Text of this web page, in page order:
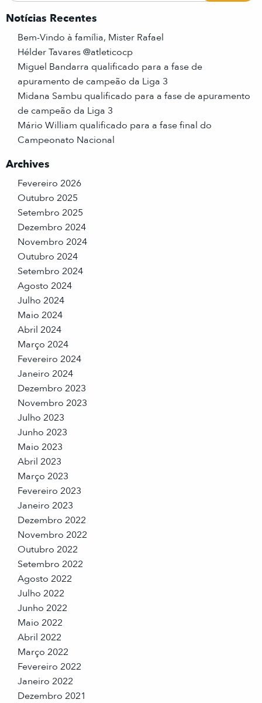
Notícias Recentes
Bem-Vindo à família, Mister Rafael
Hélder Tavares @atleticocp
Miguel Bandarra qualificado para a fase de
apuramento de campeão da Liga 3
Midana Sambu qualificado para a fase de apuramento
de campeão da Liga 3
Mário William qualificado para a fase final do
Campeonato Nacional
Archives
Fevereiro 2026
Outubro 2025
Setembro 2025
Dezembro 2024
Novembro 2024
Outubro 2024
Setembro 2024
Agosto 2024
Julho 2024
Maio 2024
Abril 2024
Março 2024
Fevereiro 2024
Janeiro 2024
Dezembro 2023
Novembro 2023
Julho 2023
Junho 2023
Maio 2023
Abril 2023
Março 2023
Fevereiro 2023
Janeiro 2023
Dezembro 2022
Novembro 2022
Outubro 2022
Setembro 2022
Agosto 2022
Julho 2022
Junho 2022
Maio 2022
Abril 2022
Março 2022
Fevereiro 2022
Janeiro 2022
Dezembro 2021